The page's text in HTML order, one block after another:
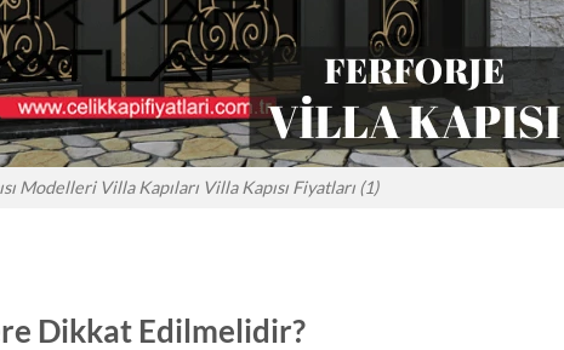
Modelleri Villa Kapıları Villa Kapısı Fiyatları (1)
Dikkat Edilmelidir?